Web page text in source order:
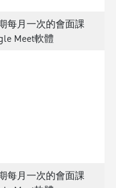
每月一次的會面課
Meet軟體
每月一次的會面課